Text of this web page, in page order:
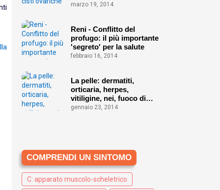
marzo 19, 2014
Reni - Conflitto del
profugo: il più importante
'segreto' per la salute
febbraio 16, 2014
La pelle: dermatiti,
orticaria, herpes,
vitiligine, nei, fuoco di
Sant'Antonio ecc.
gennaio 23, 2014
COMPRENDI UN SINTOMO
C: apparato muscolo-scheletrico